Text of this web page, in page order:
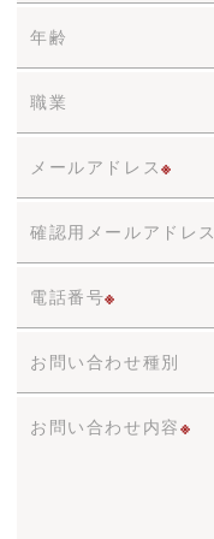
年齢
職業
メールアドレス※
確認用メールアドレス
電話番号※
お問い合わせ種別
お問い合わせ内容※